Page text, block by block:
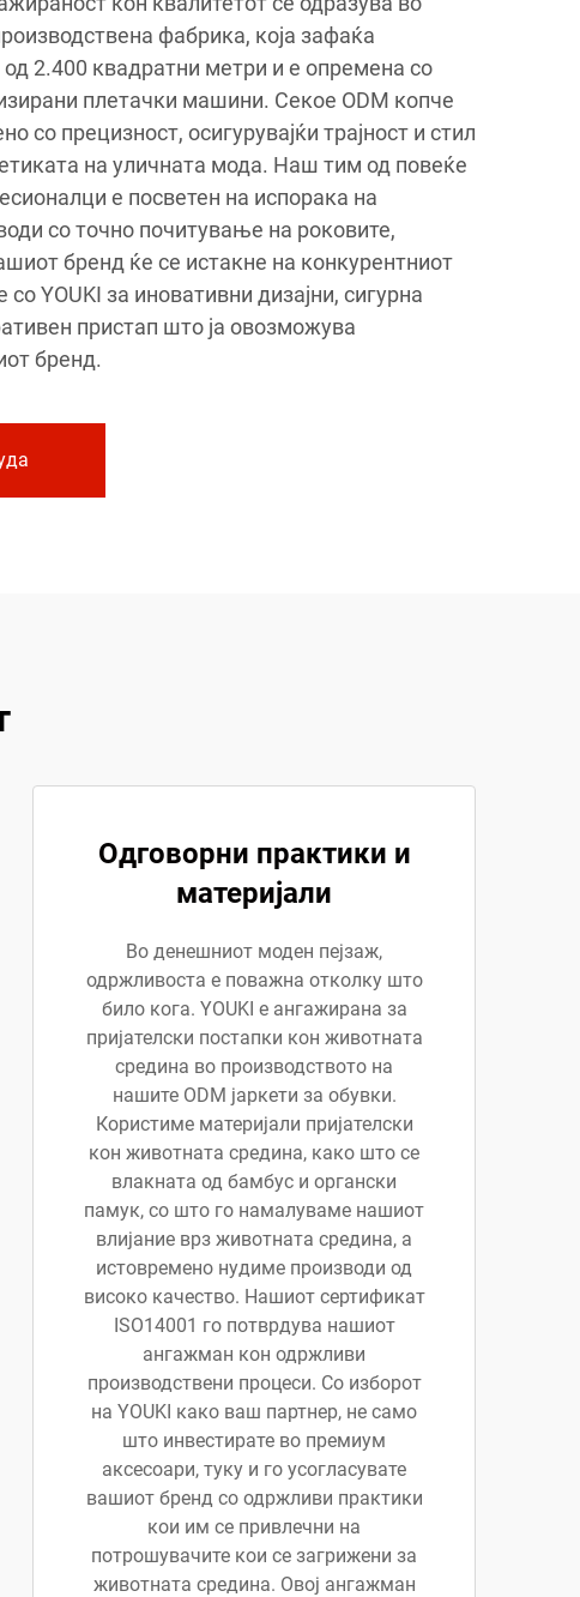
фабрика, која зафаќа
2.400 квадратни метри и е опремена со
плетачки машини. Секое ODM копче
со прецизност, осигурувајќи трајност и стил
на уличната мода. Наш тим од повеќе
е посветен на испорака на
со точно почитување на роковите,
бренд ќе се истакне на конкурентниот
со YOUKI за иновативни дизајни, сигурна
пристап што ја овозможува
бренд.
Одговорни практики и
материјали
Во денешниот моден пејзаж,
одржливоста е поважна отколку што
било кога. YOUKI е ангажирана за
пријателски постапки кон животната
средина во производството на
нашите ODM јаркети за обувки.
Користиме материјали пријателски
кон животната средина, како што се
влакната од бамбус и органски
памук, со што го намалуваме нашиот
влијание врз животната средина, а
истовремено нудиме производи од
високо качество. Нашиот сертификат
ISO14001 го потврдува нашиот
ангажман кон одржливи
производствени процеси. Со изборот
на YOUKI како ваш партнер, не само
што инвестирате во премиум
аксесоари, туку и го усогласувате
вашиот бренд со одржливи практики
кои им се привлечни на
потрошувачите кои се загрижени за
животната средина. Овој ангажман